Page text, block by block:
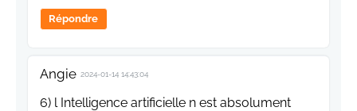
Répondre
Angie 2024-01-14 14:43:04
6) l Intelligence artificielle n est absolument